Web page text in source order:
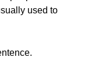
used to